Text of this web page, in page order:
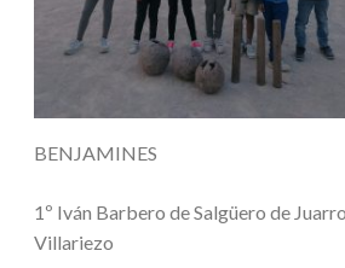
BENJAMINES
1º Iván Barbero de Salgüero de
Villariezo